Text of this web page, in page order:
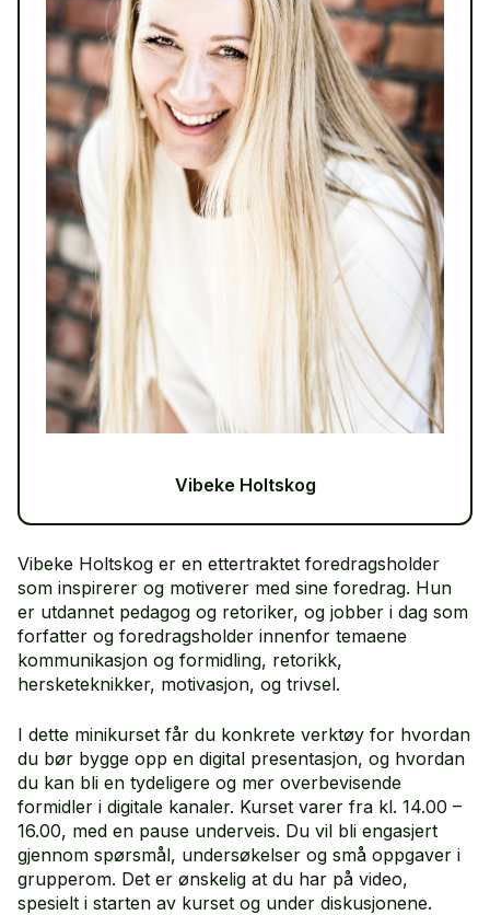
Vibeke Holtskog
Vibeke Holtskog er en ettertraktet foredragsholder
som inspirerer og motiverer med sine foredrag. Hun
er utdannet pedagog og retoriker, og jobber i dag som
forfatter og foredragsholder innenfor temaene
kommunikasjon og formidling, retorikk,
hersketeknikker, motivasjon, og trivsel.
I dette minikurset får du konkrete verktøy for hvordan
du bør bygge opp en digital presentasjon, og hvordan
du kan bli en tydeligere og mer overbevisende
formidler i digitale kanaler. Kurset varer fra kl. 14.00 –
16.00, med en pause underveis. Du vil bli engasjert
gjennom spørsmål, undersøkelser og små oppgaver i
grupperom. Det er ønskelig at du har på video,
spesielt i starten av kurset og under diskusjonene.